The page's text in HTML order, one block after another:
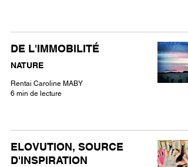
DE L'IMMOBILITÉ
NATURE
Rentai Caroline MABY
6 min de lecture
ELOVUTION, SOURCE
D'INSPIRATION